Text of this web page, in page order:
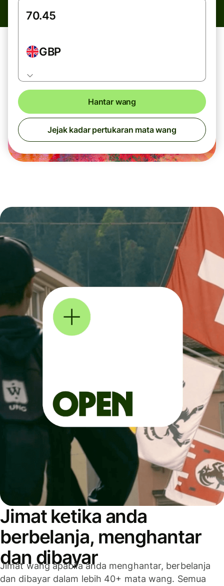
GBP
Hantar wang
Jejak kadar pertukaran mata wang
Jimat ketika anda
berbelanja, menghantar
dan dibayar
Jimat wang apabila anda menghantar, berbelanja
dan dibayar dalam lebih 40+ mata wang. Semua